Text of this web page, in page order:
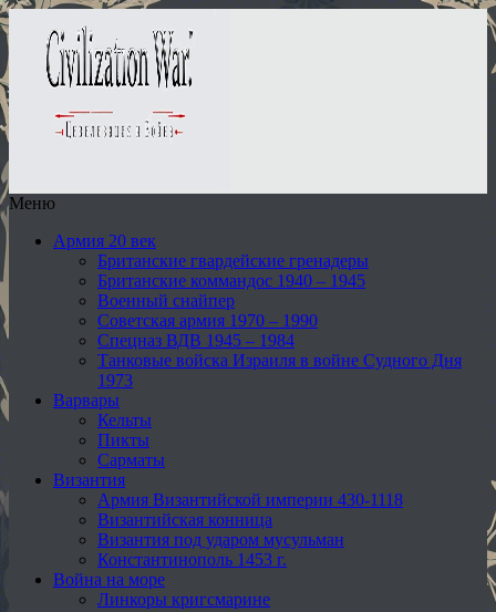
Меню
Армия 20 век
Британские гвардейские гренадеры
Британские коммандос 1940 – 1945
Военный снайпер
Советская армия 1970 – 1990
Спецназ ВДВ 1945 – 1984
Танковые войска Израиля в войне Судного Дня
1973
Варвары
Кельты
Пикты
Сарматы
Византия
Армия Византийской империи 430-1118
Византийская конница
Византия под ударом мусульман
Константинополь 1453 г.
Война на море
Линкоры кригсмарине